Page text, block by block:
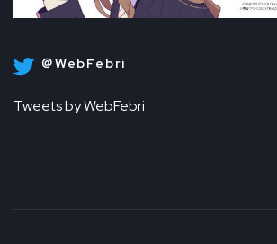
＠WebFebri
Tweets by WebFebri